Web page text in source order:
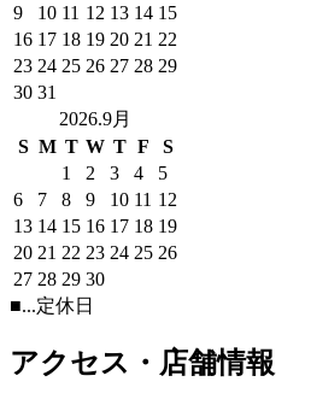
9
10 11 12 13 14 15
16 17 18 19 20 21 22
23 24 25 26 27 28 29
30 31
2026.9月
S M T W T F
S
1
2 3 4
5
6
7 8 9 10 11 12
13 14 15 16 17 18 19
20 21 22 23 24 25 26
27 28 29 30
■...定休日
アクセス・店舗情報